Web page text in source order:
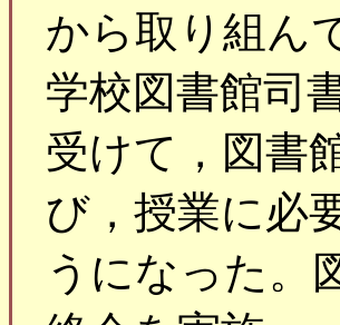
から取り組ん
学校図書館司
受けて，図書
び，授業に必
うになった。